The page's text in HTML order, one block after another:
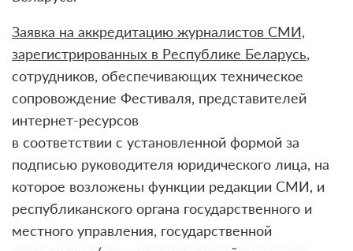
Заявка на аккредитацию журналистов СМИ,
зарегистрированных в Республике Беларусь,
сотрудников, обеспечивающих техническое
сопровождение Фестиваля, представителей
интернет-ресурсов
в соответствии с установленной формой за
подписью руководителя юридического лица, на
которое возложены функции редакции СМИ, и
республиканского органа государственного и
местного управления, государственной